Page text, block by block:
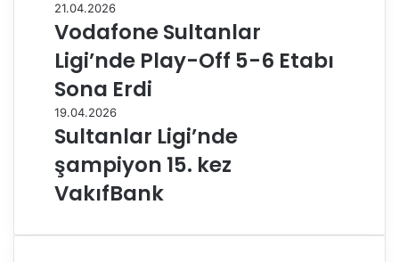
21.04.2026
Vodafone Sultanlar
Ligi’nde Play-Off 5-6 Etabı
Sona Erdi
19.04.2026
Sultanlar Ligi’nde
şampiyon 15. kez
VakıfBank